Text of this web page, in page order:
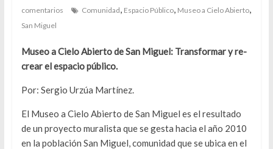
comentarios
Comunidad, Espacio Público, Museo a Cielo Abierto,
San Miguel
Museo a Cielo Abierto de San Miguel: Transformar y re-
crear el espacio público.
Por: Sergio Urzúa Martínez.
El Museo a Cielo Abierto de San Miguel es el resultado
de un proyecto muralista que se gesta hacia el año 2010
en la población San Miguel, comunidad que se ubica en el